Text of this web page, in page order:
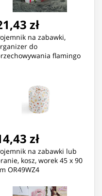
zł
na zabawki,
do
flamingo
zł
na zabawki lub
kosz, worek 45 x 90
OR49WZ4